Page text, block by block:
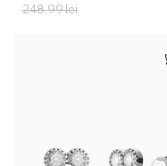
248,99lei